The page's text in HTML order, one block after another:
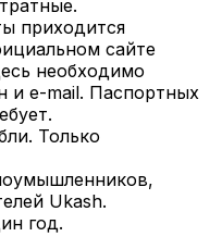
приходится
сайте
необходимо
и e-mail. Паспортных
Только
Ukash.
год.